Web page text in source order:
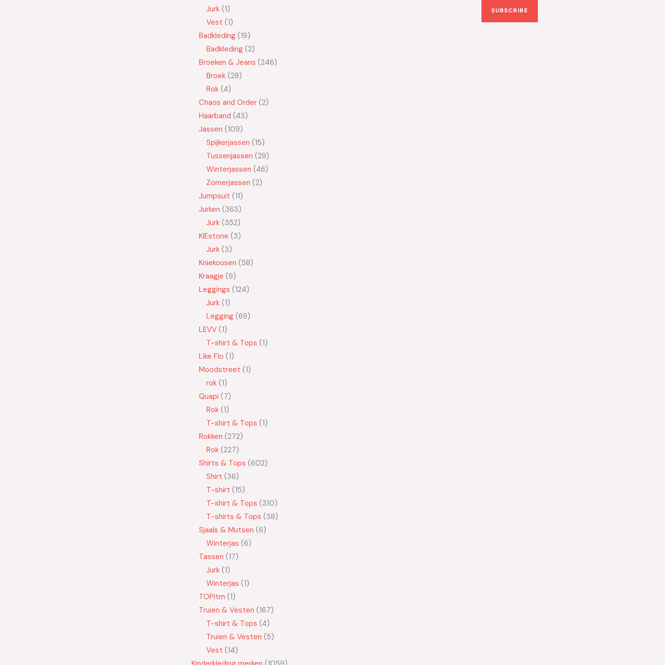
Jurk 1
Vest 1
Badkleding 19
Badkleding 2
Broeken & Jeans 246
Broek 28
Rok 4
Chaos and Order 2
Haarband 43
Jassen 109
Spijkerjassen 15
Tussenjassen 29
Winterjassen 46
Zomerjassen 2
Jumpsuit 11
Jurken 363
Jurk 352
KIEstone 3
Jurk 3
Kniekousen 58
Kraagje 9
Leggings 124
Jurk 1
Legging 69
LEVV 1
T-shirt & Tops 1
Like Flo 1
Moodstreet 1
rok 1
Quapi 7
Rok 1
T-shirt & Tops 1
Rokken 272
Rok 227
Shirts & Tops 602
Shirt 36
T-shirt 15
T-shirt & Tops 310
T-shirts & Tops 38
Sjaals & Mutsen 6
Winterjas 6
Tassen 17
Jurk 1
Winterjas 1
TOPitm 1
Truien & Vesten 167
T-shirt & Tops 4
Truien & Vesten 5
Vest 14
SUBSCRIBE